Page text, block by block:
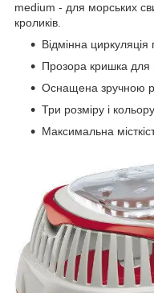
medium - для морських
кроликів.
Відмінна циркуляція
Прозора кришка для
Оснащена зручною
Три розміру і кольору
Максимальна